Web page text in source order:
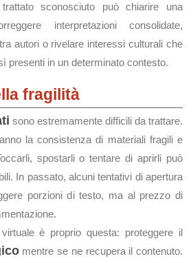
sconosciuto può chiarire una
interpretazioni consolidate,
autori o rivelare interessi culturali che
presenti in un determinato contesto.
fragilità
sono estremamente difficili da trattare.
la consistenza di materiali fragili e
spostarli o tentare di aprirli può
In passato, alcuni tentativi di apertura
porzioni di testo, ma al prezzo di
è proprio questa: proteggere il
mentre se ne recupera il contenuto.